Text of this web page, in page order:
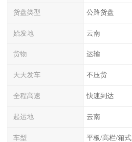
货盘类型 公路货盘
始发地 云南
货物 运输
天天发车 不压货
全程高速 快速到达
起运地 云南
车型 平板/高栏/箱式